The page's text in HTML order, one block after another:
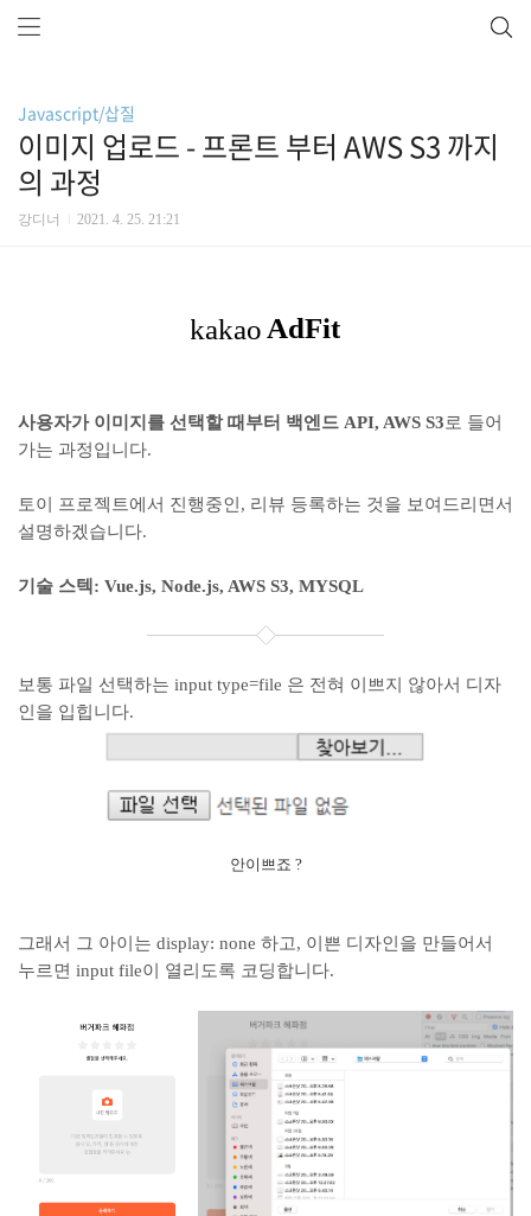
Javascript/삽질
이미지 업로드 - 프론트 부터 AWS S3 까지
의 과정
강디너 2021. 4. 25. 21:21
사용자가 이미지를 선택할 때부터 백엔드 API, AWS S3로 들어
가는 과정입니다.
토이 프로젝트에서 진행중인, 리뷰 등록하는 것을 보여드리면서
설명하겠습니다.
기술 스텍: Vue.js, Node.js, AWS S3, MYSQL
보통 파일 선택하는 input type=file 은 전혀 이쁘지 않아서 디자
인을 입힙니다.
안이쁘죠 ?
그래서 그 아이는 display: none 하고, 이쁜 디자인을 만들어서
누르면 input file이 열리도록 코딩합니다.